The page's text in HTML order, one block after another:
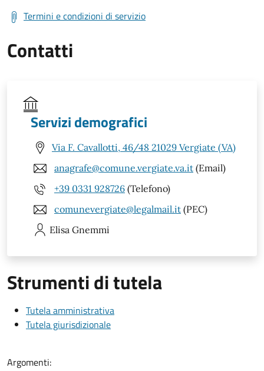
Termini e condizioni di servizio
Contatti
Servizi demografici
Via F. Cavallotti, 46/48 21029 Vergiate (VA)
anagrafe@comune.vergiate.va.it (Email)
+39 0331 928726 (Telefono)
comunevergiate@legalmail.it (PEC)
Elisa Gnemmi
Strumenti di tutela
Tutela amministrativa
Tutela giurisdizionale
Argomenti: